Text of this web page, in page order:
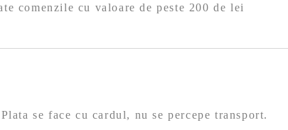
comenzile cu valoare de peste 200 de lei
se face cu cardul, nu se percepe transport.